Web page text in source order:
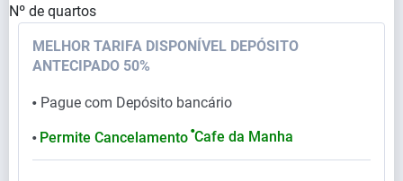
Nº de quartos
MELHOR TARIFA DISPONÍVEL DEPÓSITO
ANTECIPADO 50%
⬤ Pague com Depósito bancário
⬤ Permite Cancelamento ⬤Cafe da Manha